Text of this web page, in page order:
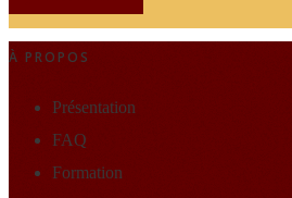
À PROPOS
Présentation
FAQ
Formation